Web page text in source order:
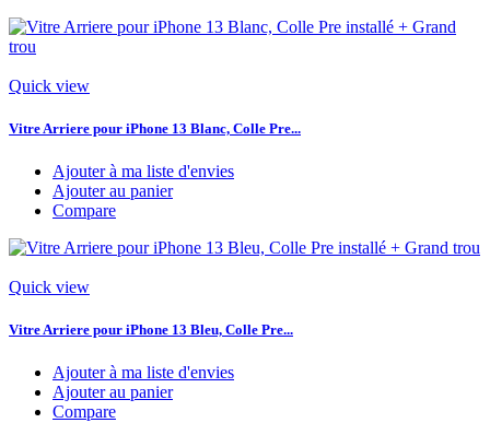
Quick view
Vitre Arriere pour iPhone 13 Blanc, Colle Pre...
Ajouter à ma liste d'envies
Ajouter au panier
Compare
Quick view
Vitre Arriere pour iPhone 13 Bleu, Colle Pre...
Ajouter à ma liste d'envies
Ajouter au panier
Compare